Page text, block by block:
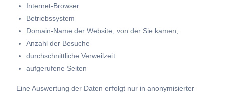
Internet-Browser
Betriebssystem
Domain-Name der Website, von der Sie kamen;
Anzahl der Besuche
durchschnittliche Verweilzeit
aufgerufene Seiten
Eine Auswertung der Daten erfolgt nur in anonymisierter